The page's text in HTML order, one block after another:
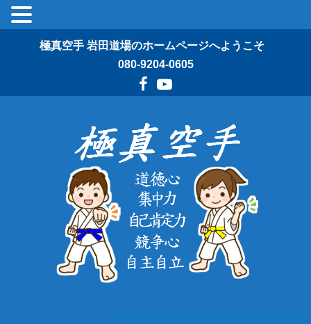
極真空手 岩田道場のホームページへようこそ
080-9204-0605